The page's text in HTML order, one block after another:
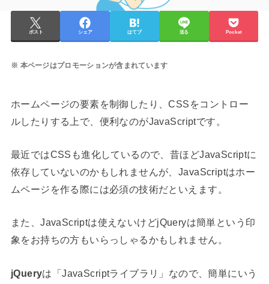
ポスト シェア はてブ 送る Pocket
本ページはプロモーションが含まれています
ホームページの要素を制御したり、CSSをコントロー
ルしたりする上で、便利なのがJavaScriptです。
最近ではCSSも進化しているので、昔ほどJavaScriptに
依存していないのかもしれませんが、JavaScriptはホー
ムページを作る際には必須の技術だといえます。
また、JavaScriptは使えないけどjQueryは簡単という印
象をお持ちの方もいらっしゃるかもしれません。
jQueryは「JavaScriptライブラリ」なので、簡単にいう